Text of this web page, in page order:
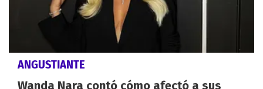
ANGUSTIANTE
Wanda Nara contó cómo afectó a sus